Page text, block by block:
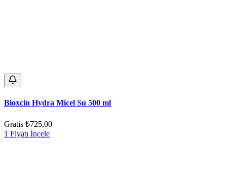
Bioxcin Hydra Micel Su 500 ml
Gratis ₺725,00
1 Fiyatı İncele